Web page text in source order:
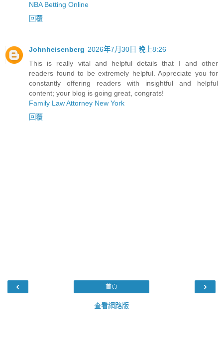
NBA Betting Online
回覆
Johnheisenberg 2026年7月30日 晚上8:26
This is really vital and helpful details that I and other
readers found to be extremely helpful. Appreciate you for
constantly offering readers with insightful and helpful
content; your blog is going great, congrats!
Family Law Attorney New York
回覆
‹ ›
首頁
查看網路版